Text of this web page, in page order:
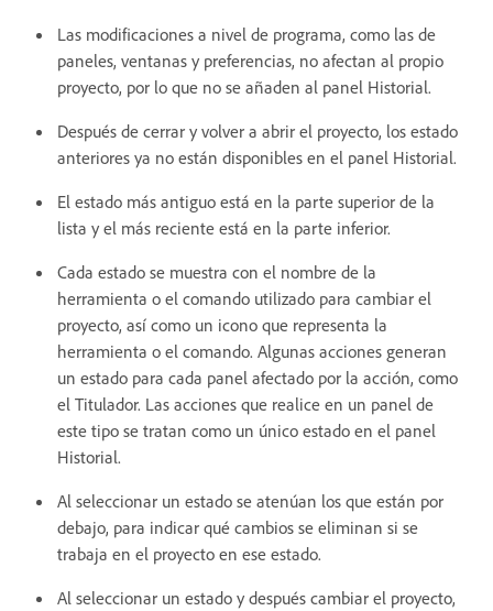
Las modificaciones a nivel de programa, como las de
paneles, ventanas y preferencias, no afectan al propio
proyecto, por lo que no se añaden al panel Historial.
Después de cerrar y volver a abrir el proyecto, los estado
anteriores ya no están disponibles en el panel Historial.
El estado más antiguo está en la parte superior de la
lista y el más reciente está en la parte inferior.
Cada estado se muestra con el nombre de la
herramienta o el comando utilizado para cambiar el
proyecto, así como un icono que representa la
herramienta o el comando. Algunas acciones generan
un estado para cada panel afectado por la acción, como
el Titulador. Las acciones que realice en un panel de
este tipo se tratan como un único estado en el panel
Historial.
Al seleccionar un estado se atenúan los que están por
debajo, para indicar qué cambios se eliminan si se
trabaja en el proyecto en ese estado.
Al seleccionar un estado y después cambiar el proyecto,